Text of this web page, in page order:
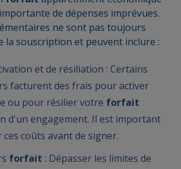
de dépenses imprévues.
ne sont pas toujours
la souscription et peuvent inclure :
et de résiliation : Certains
facturent des frais pour activer
ou pour résilier votre forfait
d'un engagement. Il est important
ces coûts avant de signer.
forfait : Dépasser les limites de